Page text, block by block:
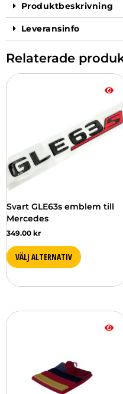
Produktbeskrivning
Leveransinfo
Relaterade
Svart GLE63s emblem till
Mercedes
349.00 kr
VÄLJ ALTERNATIV